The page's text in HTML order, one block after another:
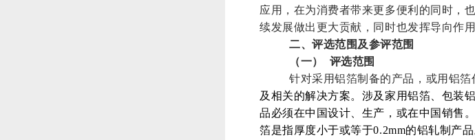
应用，在为消费者带来更多便利的同时，
续发展做出更大贡献，同时也发挥导向作
二、评选范围及参评范围
（一）
评选范围
针对采用铝箔制备的产品，或用铝
及相关的解决方案。涉及家用铝箔、包装
品必须在中国设计、生产，或在中国销售
箔是指厚度小于或等于0.2mm的铝轧制产